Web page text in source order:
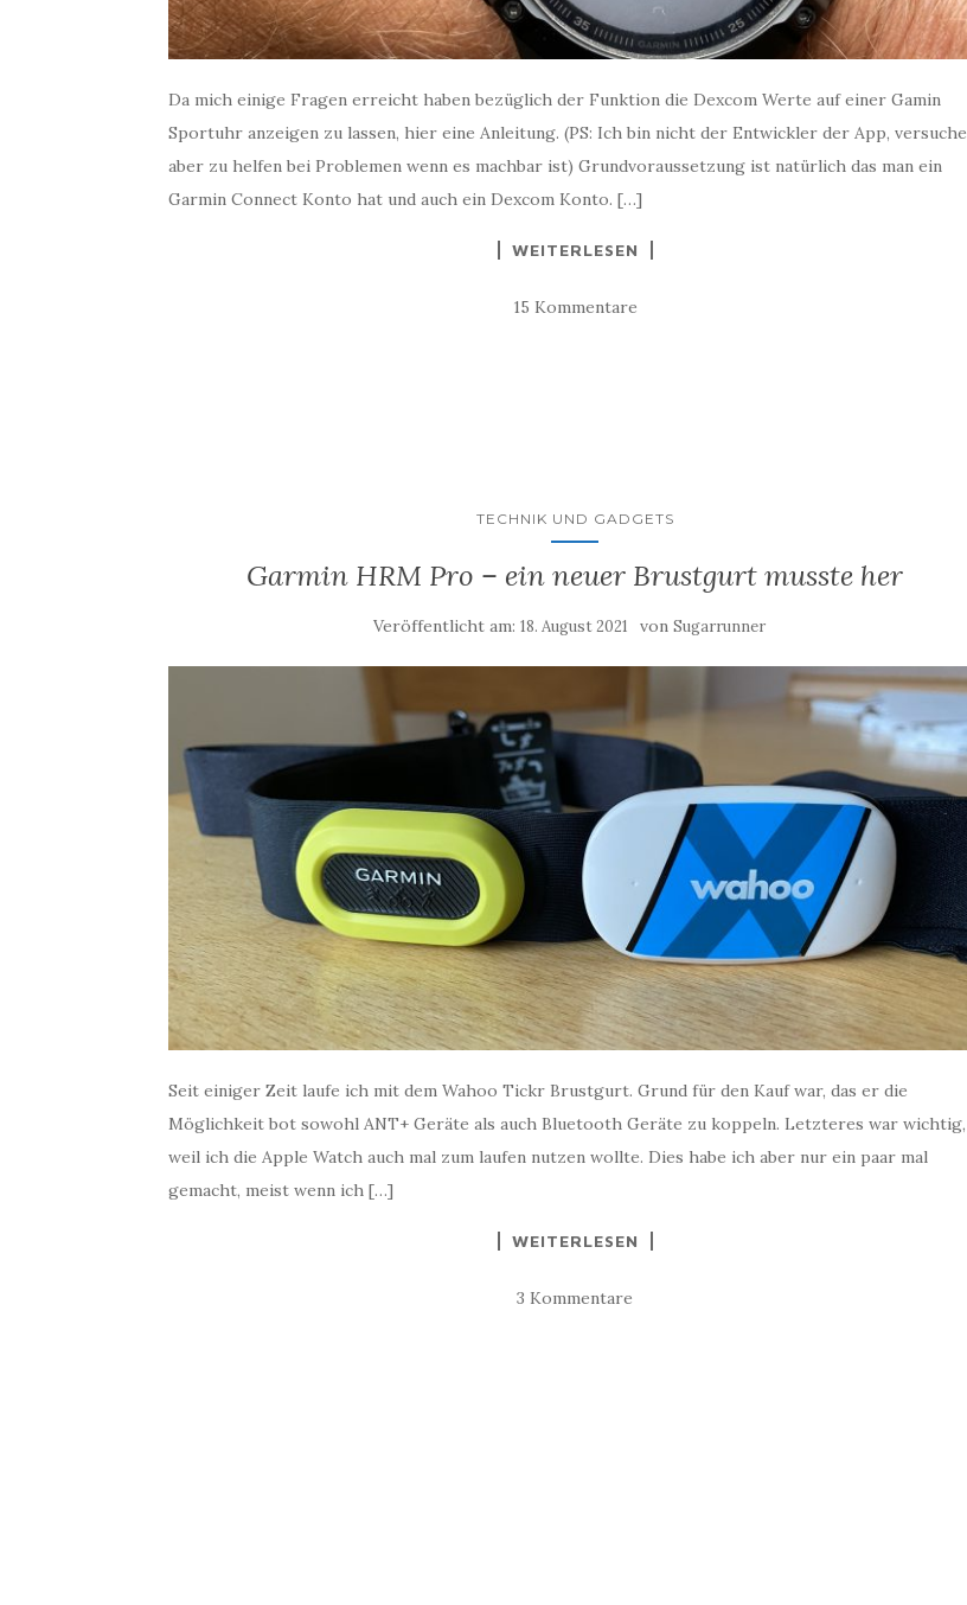
Da mich einige Fragen erreicht haben bezüglich der Funktion die Dexcom Werte auf einer Gamin
Sportuhr anzeigen zu lassen, hier eine Anleitung. (PS: Ich bin nicht der Entwickler der App, versuche
aber zu helfen bei Problemen wenn es machbar ist) Grundvoraussetzung ist natürlich das man ein
Garmin Connect Konto hat und auch ein Dexcom Konto. […]
WEITERLESEN
15 Kommentare
TECHNIK UND GADGETS
Garmin HRM Pro – ein neuer Brustgurt musste her
Veröffentlicht am: 18. August 2021 von Sugarrunner
Seit einiger Zeit laufe ich mit dem Wahoo Tickr Brustgurt. Grund für den Kauf war, das er die
Möglichkeit bot sowohl ANT+ Geräte als auch Bluetooth Geräte zu koppeln. Letzteres war wichtig,
weil ich die Apple Watch auch mal zum laufen nutzen wollte. Dies habe ich aber nur ein paar mal
gemacht, meist wenn ich […]
WEITERLESEN
3 Kommentare